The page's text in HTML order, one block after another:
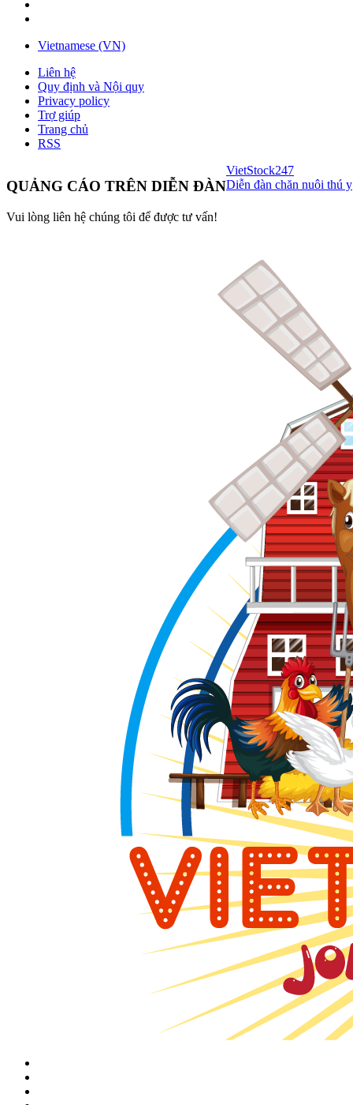
Vietnamese (VN)
Liên hệ
Quy định và Nội quy
Privacy policy
Trợ giúp
Trang chủ
RSS
QUẢNG CÁO TRÊN DIỄN ĐÀN
Vui lòng liên hệ chúng tôi để được tư vấn!
VietStock247
Diễn đàn chăn nuôi thú y